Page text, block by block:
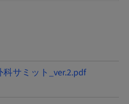
サミット_ver.2.pdf